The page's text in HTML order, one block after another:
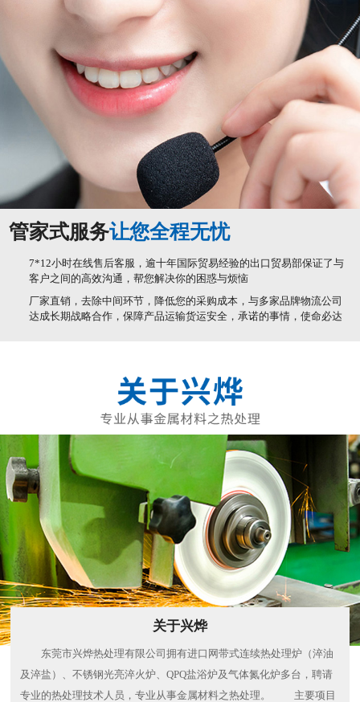
管家式服务让您全程无忧
7*12小时在线售后客服，逾十年国际贸易经验的出口贸易部保证了与
客户之间的高效沟通，帮您解决你的困惑与烦恼
厂家直销，去除中间环节，降低您的采购成本，与多家品牌物流公司
达成长期战略合作，保障产品运输货运安全，承诺的事情，使命必达
关于兴烨
东莞市兴烨热处理有限公司拥有进口网带式连续热处理炉（淬油
及淬盐）、不锈钢光亮淬火炉、QPQ盐浴炉及气体氮化炉多台，聘请
专业的热处理技术人员，专业从事金属材料之热处理。 主要项目